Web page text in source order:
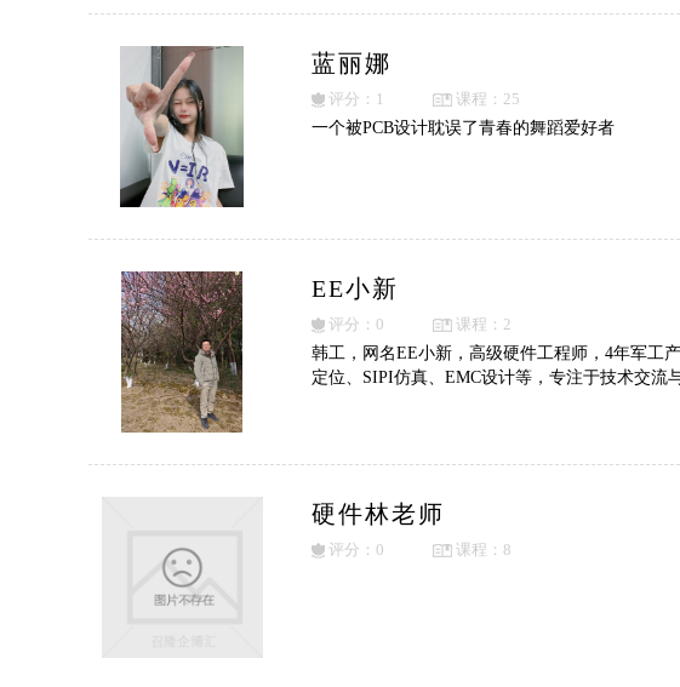
蓝丽娜
评分：1
课程：25
一个被PCB设计耽误了青春的舞蹈爱好者
EE小新
评分：0
课程：2
韩工，网名EE小新，高级硬件工程师，4年军工
定位、SIPI仿真、EMC设计等，专注于技术交流
硬件林老师
评分：0 课程：8